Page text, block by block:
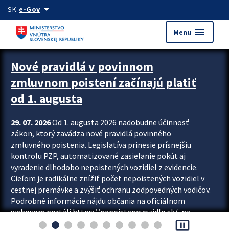
Preskocit na hlavný obsah
SK e-Govarrow_drop_down
Menu menu
Zastavit automatický posun upútavok
Nové pravidlá v povinnom
zmluvnom poistení začínajú platiť
od 1. augusta
29. 07. 2026Od 1. augusta 2026 nadobudne účinnosť
zákon, ktorý zavádza nové pravidlá povinného
zmluvného poistenia. Legislatíva prinesie prísnejšiu
kontrolu PZP, automatizované zasielanie pokút aj
vyradenie dlhodobo nepoistených vozidiel z evidencie.
Cieľom je radikálne znížiť počet nepoistených vozidiel v
cestnej premávke a zvýšiť ochranu zodpovedných vodičov.
Podrobné informácie nájdu občania na oficiálnom
webovom portáli https://nepoistenevozidlo.sk/, na
ktorom od augusta pribudne aj možnosť overiť si...
pause_presentation